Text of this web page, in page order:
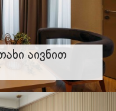
Აივნით